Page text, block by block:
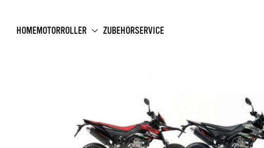
HOMEMOTORROLLER ZUBEHÖRSERVICE